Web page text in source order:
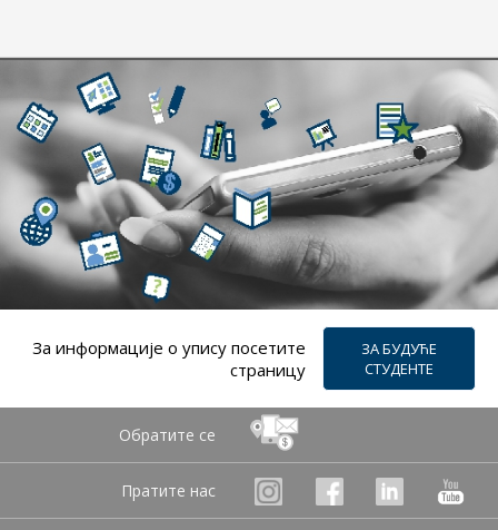
За информацијe о упису посетите
страницу
ЗА БУДУЋЕ
СТУДЕНТЕ
Пратите нас
Обратите се